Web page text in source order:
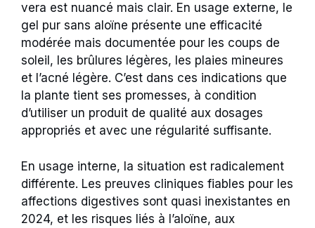
vera est nuancé mais clair. En usage externe, le
gel pur sans aloïne présente une efficacité
modérée mais documentée pour les coups de
soleil, les brûlures légères, les plaies mineures
et l’acné légère. C’est dans ces indications que
la plante tient ses promesses, à condition
d’utiliser un produit de qualité aux dosages
appropriés et avec une régularité suffisante.
En usage interne, la situation est radicalement
différente. Les preuves cliniques fiables pour les
affections digestives sont quasi inexistantes en
2024, et les risques liés à l’aloïne, aux